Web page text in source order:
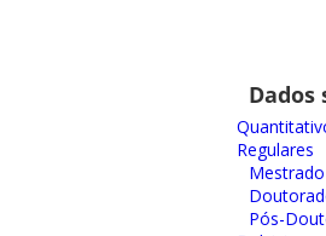
Dados
Regulares
Mestrado
Pós-